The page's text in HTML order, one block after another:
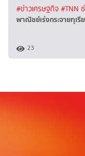
#ข่าวเศรษฐกิจ #TNN
พาณิชย์เร่งกระจายทุเรี
23